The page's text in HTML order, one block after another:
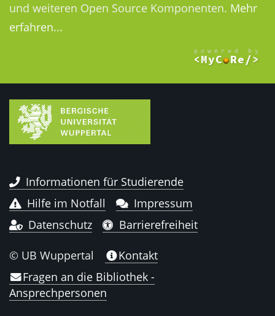
und weiteren Open Source Komponenten. Mehr
erfahren...
Informationen für Studierende
Hilfe im Notfall
Impressum
Datenschutz
Barrierefreiheit
© UB Wuppertal
Kontakt
Fragen an die Bibliothek -
Ansprechpersonen